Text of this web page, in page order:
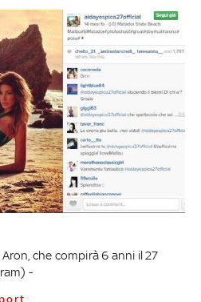
che compirà 6 anni il 27
-